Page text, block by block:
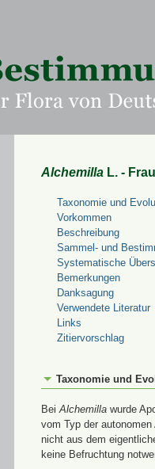
Alchemilla L. -
Taxonomie und
Vorkommen
Beschreibung
Sammel- und
Systematische
Bemerkungen
Danksagung
Verwendete Literatur
Links
Zitiervorschlag
Taxonomie und
BeiAlchemilla wurde
vom Typ der
nicht aus dem
keine Befruchtung